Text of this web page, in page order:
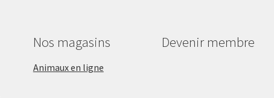
Nos magasins
Animaux en ligne
Devenir membre